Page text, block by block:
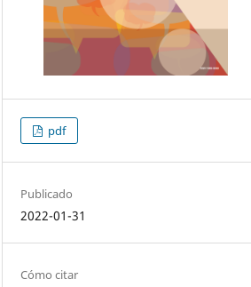
pdf
Publicado
2022-01-31
Cómo citar